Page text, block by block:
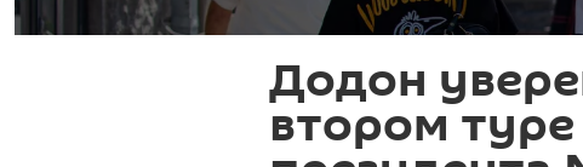
Додон
втором